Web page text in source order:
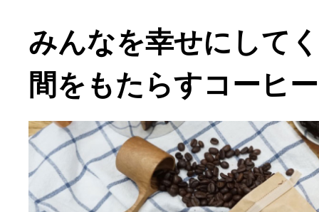
みんなを幸せにして
間をもたらすコーヒ